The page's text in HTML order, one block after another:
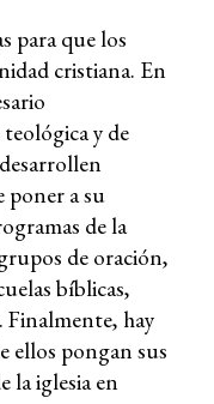
para que los
cristiana. En
y de
poner a su
de la
de oración,
bíblicas,
hay
ellos pongan sus
la iglesia en